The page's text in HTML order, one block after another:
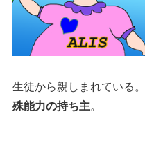
生徒から親しまれている。
殊能力の持ち主。